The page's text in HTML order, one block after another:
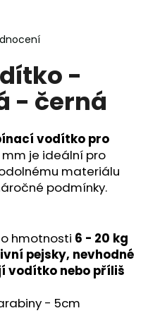
-
- černá
vodítko pro
mm je ideální pro
materiálu
podmínky.
hmotnosti 6 - 20 kg
pejsky, nevhodné
vodítko nebo příliš
- 5cm